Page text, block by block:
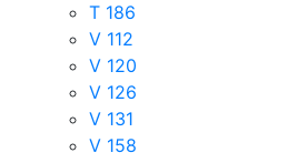
T 186
V 112
V 120
V 126
V 131
V 158